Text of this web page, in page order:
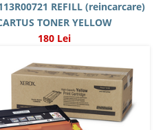
REFILL (reincarcare)
TONER YELLOW
180 Lei